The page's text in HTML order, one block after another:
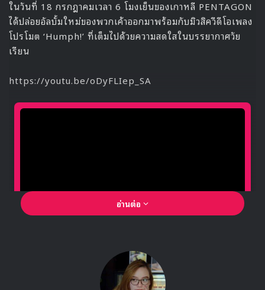
ในวันที่ 18 กรกฎาคมเวลา 6 โมงเย็นของเกาหลี PENTAGON
ได้ปล่อยอัลบั้มใหม่ของพวกเค้าออกมาพร้อมกับมิวสิควีดีโอเพลง
โปรโมต ‘Humph!’ ที่เต็มไปด้วยความสดใสในบรรยากาศวัย
เรียน
https://youtu.be/oDyFLIep_SA
🎙GYUBIN ปลื้มเมืองไทยขนาดไหน? ถึงกลับมาถ่าย
MV เพลงใหม่ LIKE U 100 ที่กรุงเทพ
อ่านต่อ